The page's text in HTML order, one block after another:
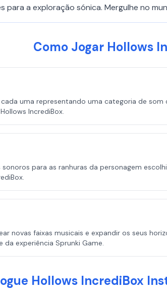
a exploração sónica. Mergulhe no
Como Jogar Hollows
uma representando uma categoria de
IncrediBox.
para as ranhuras da personagem
novas faixas musicais e expandir os seus
experiência Sprunki Game.
Hollows IncrediBox